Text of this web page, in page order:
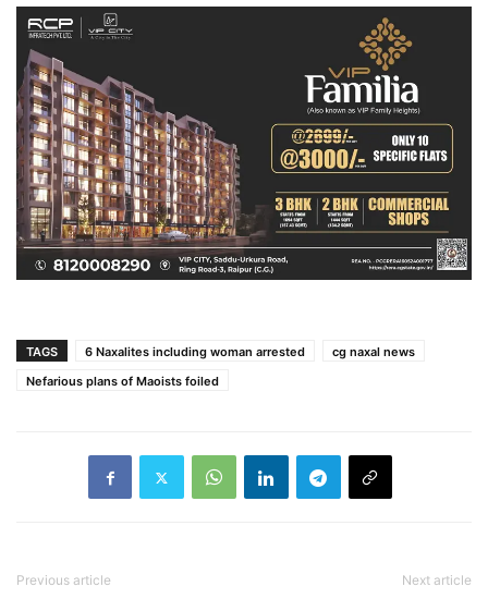
TAGS 6 Naxalites including woman arrested
cg naxal news
Nefarious plans of Maoists foiled
Previous article Next article